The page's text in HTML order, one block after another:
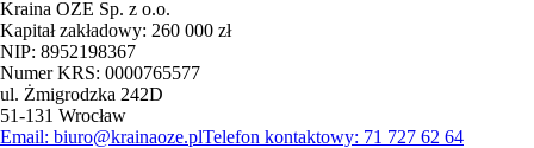
Kraina OZE Sp. z o.o.
Kapitał zakładowy: 260 000 zł
NIP: 8952198367
Numer KRS: 0000765577
ul. Żmigrodzka 242D
51-131 Wrocław
Email: biuro@krainaoze.plTelefon kontaktowy: 71 727 62 64